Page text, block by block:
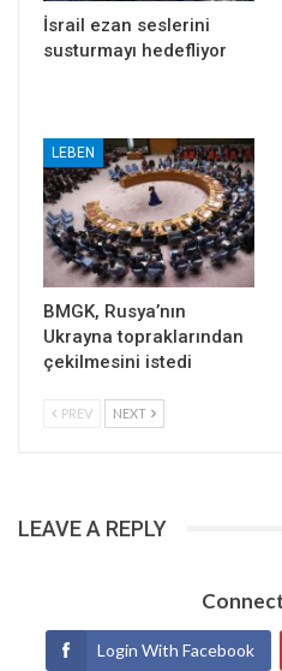
İsrail ezan seslerini
susturmayı hedefliyor
LEBEN
BMGK, Rusya’nın
Ukrayna topraklarından
çekilmesini istedi
PREV NEXT
LEAVE A REPLY
Login With Facebook